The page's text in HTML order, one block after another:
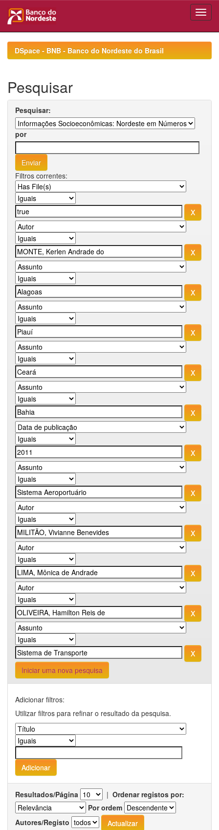
navigationDSpace - BNB - Banco do Nordeste do Brasil
Pesquisar
Pesquisar:
por
Filtros correntes:
Iniciar uma nova pesquisa
Adicionar filtros:
Utilizar filtros para refinar o resultado da pesquisa.
Resultados/Página | Ordenar registos por:
Por ordem
Autores/Registo